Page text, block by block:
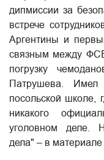
дипмиссии за
встрече
Аргентины и
связным между
погрузку
Патрушева.
посольской школе,
никакого
уголовном деле.
дела" – в